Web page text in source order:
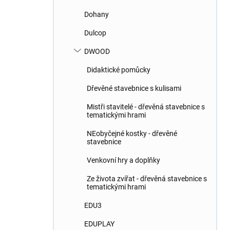
Dohany
Dulcop
DWOOD
Didaktické pomůcky
Dřevěné stavebnice s kulisami
Mistři stavitelé - dřevěná stavebnice s
tematickými hrami
NEobyčejné kostky - dřevěné
stavebnice
Venkovní hry a doplňky
Ze života zvířat - dřevěná stavebnice s
tematickými hrami
EDU3
EDUPLAY